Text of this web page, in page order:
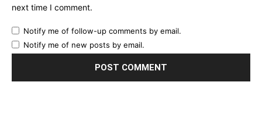
next time I comment.
Notify me of follow-up comments by email.
Notify me of new posts by email.